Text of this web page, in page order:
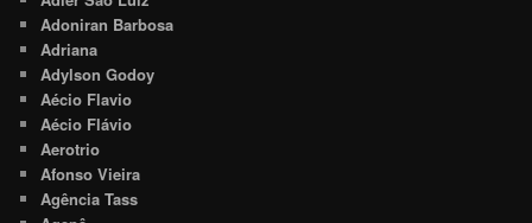
Adoniran Barbosa
Adriana
Adylson Godoy
Aécio Flavio
Aécio Flávio
Aerotrio
Afonso Vieira
Agência Tass